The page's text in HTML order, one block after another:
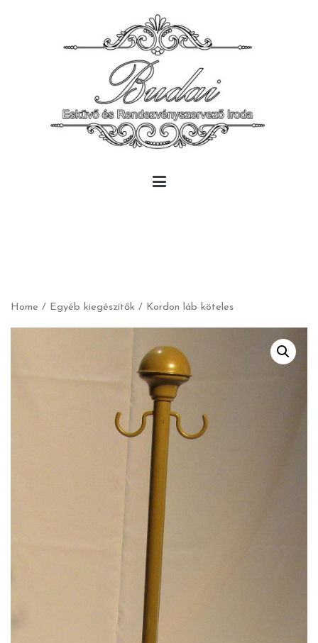
Home / Egyéb kiegészítők / Kordon láb köteles